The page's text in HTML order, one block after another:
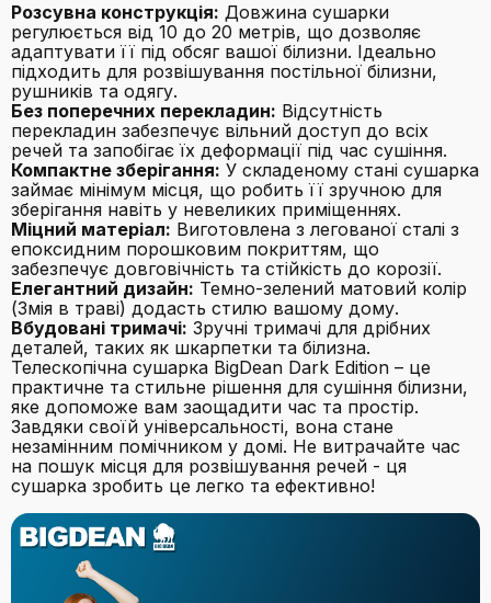
Розсувна конструкція: Довжина сушарки
регулюється від 10 до 20 метрів, що дозволяє
адаптувати її під обсяг вашої білизни. Ідеально
підходить для розвішування постільної білизни,
рушників та одягу.
Без поперечних перекладин: Відсутність
перекладин забезпечує вільний доступ до всіх
речей та запобігає їх деформації під час сушіння.
Компактне зберігання: У складеному стані сушарка
займає мінімум місця, що робить її зручною для
зберігання навіть у невеликих приміщеннях.
Міцний матеріал: Виготовлена з легованої сталі з
епоксидним порошковим покриттям, що
забезпечує довговічність та стійкість до корозії.
Елегантний дизайн: Темно-зелений матовий колір
(Змія в траві) додасть стилю вашому дому.
Вбудовані тримачі: Зручні тримачі для дрібних
деталей, таких як шкарпетки та білизна.
Телескопічна сушарка BigDean Dark Edition – це
практичне та стильне рішення для сушіння білизни,
яке допоможе вам заощадити час та простір.
Завдяки своїй універсальності, вона стане
незамінним помічником у домі. Не витрачайте час
на пошук місця для розвішування речей - ця
сушарка зробить це легко та ефективно!